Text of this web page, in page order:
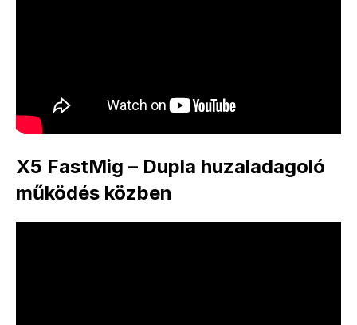
X5 FastMig – Dupla huzaladagoló
működés közben